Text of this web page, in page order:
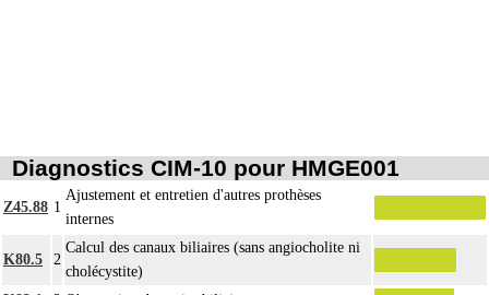
Diagnostics CIM-10 pour HMGE001
Z45.88 1
Ajustement et entretien d'autres prothèses
internes
K80.5 2
Calcul des canaux biliaires (sans angiocholite ni
cholécystite)